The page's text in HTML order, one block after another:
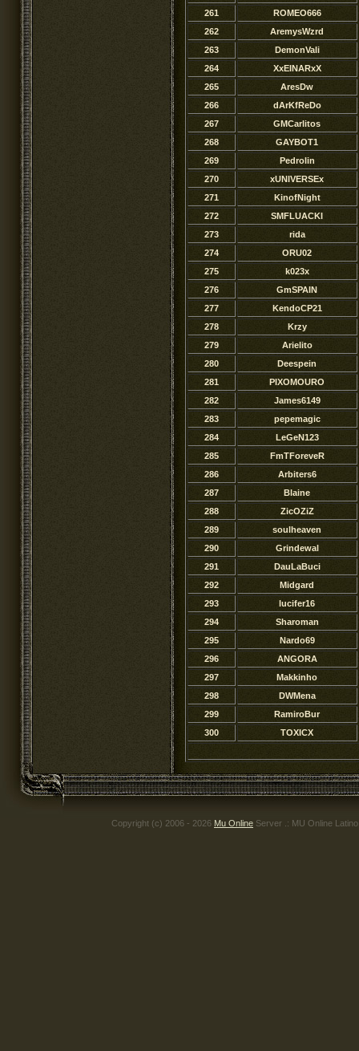
261
ROMEO666
262
AremysWzrd
263
DemonVali
264
XxEINARxX
265
AresDw
266
dArKfReDo
267
GMCarlitos
268
GAYBOT1
269
Pedrolin
270
xUNIVERSEx
271
KinofNight
272
SMFLUACKI
273
rida
274
ORU02
275
k023x
276
GmSPAIN
277
KendoCP21
278
Krzy
279
Arielito
280
Deespein
281
PIXOMOURO
282
James6149
283
pepemagic
284
LeGeN123
285
FmTForeveR
286
Arbiters6
287
Blaine
288
ZicOZiZ
289
soulheaven
290
Grindewal
291
DauLaBuci
292
Midgard
293
lucifer16
294
Sharoman
295
Nardo69
296
ANGORA
297
Makkinho
298
DWMena
299
RamiroBur
300
TOXICX
Copyright (c) 2006 - 2026 Mu Online Server .: MU Online